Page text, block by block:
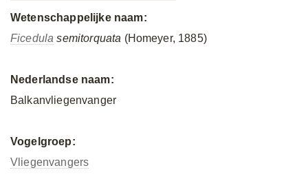
Wetenschappelijke naam:
Ficedula semitorquata (Homeyer, 1885)
Nederlandse naam:
Balkanvliegenvanger
Vogelgroep:
Vliegenvangers